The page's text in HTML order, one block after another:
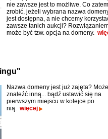
nie zawsze jest to możliwe. Co zatem
zrobić, jeżeli wybrana nazwa
jest dostępna, a nie chcemy
zawsze tanich aukcji?
może być tzw. opcja na domeny.
Nazwa domeny jest już zajęta?
znaleźć inną... bądź ustawić się na
pierwszym miejscu w kolejce po
nią. więcej